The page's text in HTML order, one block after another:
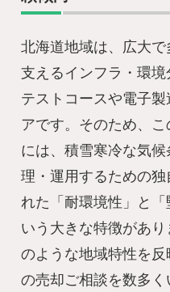
北海道地域は、広大
支えるインフラ・環
テストコースや電子
アです。そのため、
には、積雪寒冷な気
理・運用するための
れた「耐環境性」と
いう大きな特徴があ
のような地域特性を
の売却ご相談を数多く